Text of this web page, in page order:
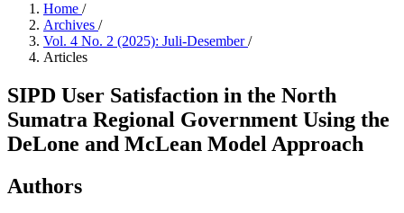
Home /
Archives /
Vol. 4 No. 2 (2025): Juli-Desember/
Articles
SIPD User Satisfaction in the North
Sumatra Regional Government Using the
DeLone and McLean Model Approach
Authors